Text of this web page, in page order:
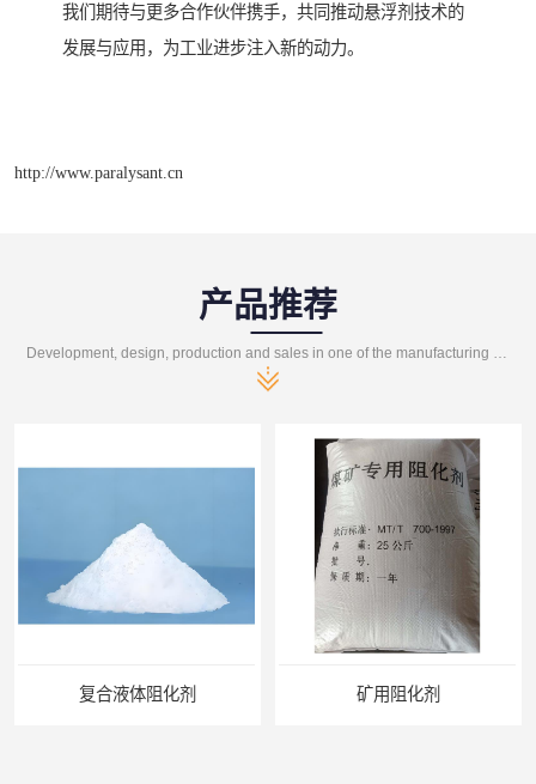
我们期待与更多合作伙伴携手，共同推动悬浮剂技术的
发展与应用，为工业进步注入新的动力。
http://www.paralysant.cn
产品推荐
Development, design, production and sales in one of the manufacturing enterprises